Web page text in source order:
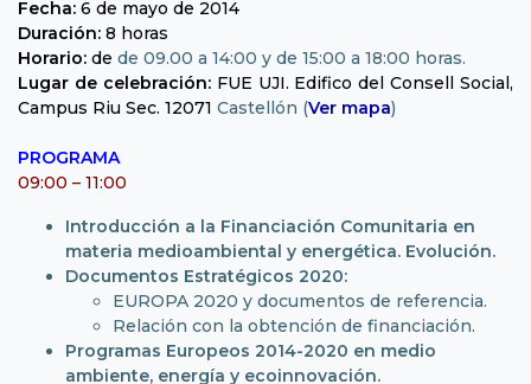
Fecha: 6 de mayo de 2014
Duración: 8 horas
Horario: de de 09.00 a 14:00 y de 15:00 a 18:00 horas.
Lugar de celebración: FUE UJI. Edifico del Consell Social,
Campus Riu Sec. 12071 Castellón (Ver mapa)
PROGRAMA
09:00 – 11:00
Introducción a la Financiación Comunitaria en
materia medioambiental y energética. Evolución.
Documentos Estratégicos 2020:
EUROPA 2020 y documentos de referencia.
Relación con la obtención de financiación.
Programas Europeos 2014-2020 en medio
ambiente, energía y ecoinnovación.